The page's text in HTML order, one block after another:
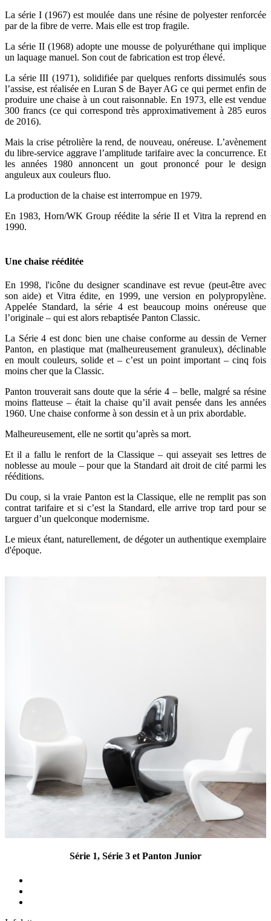
La série I (1967) est moulée dans une résine de polyester renforcée
par de la fibre de verre. Mais elle est trop fragile.
La série II (1968) adopte une mousse de polyuréthane qui implique
un laquage manuel. Son cout de fabrication est trop élevé.
La série III (1971), solidifiée par quelques renforts dissimulés sous
l’assise, est réalisée en Luran S de Bayer AG ce qui permet enfin de
produire une chaise à un cout raisonnable. En 1973, elle est vendue
300 francs (ce qui correspond très approximativement à 285 euros
de 2016).
Mais la crise pétrolière la rend, de nouveau, onéreuse. L’avènement
du libre-service aggrave l’amplitude tarifaire avec la concurrence. Et
les années 1980 annoncent un gout prononcé pour le design
anguleux aux couleurs fluo.
La production de la chaise est interrompue en 1979.
En 1983, Horn/WK Group réédite la série II et Vitra la reprend en
1990.
Une chaise rééditée
En 1998, l'icône du designer scandinave est revue (peut-être avec
son aide) et Vitra édite, en 1999, une version en polypropylène.
Appelée Standard, la série 4 est beaucoup moins onéreuse que
l’originale – qui est alors rebaptisée Panton Classic.
La Série 4 est donc bien une chaise conforme au dessin de Verner
Panton, en plastique mat (malheureusement granuleux), déclinable
en moult couleurs, solide et – c’est un point important – cinq fois
moins cher que la Classic.
Panton trouverait sans doute que la série 4 – belle, malgré sa résine
moins flatteuse – était la chaise qu’il avait pensée dans les années
1960. Une chaise conforme à son dessin et à un prix abordable.
Malheureusement, elle ne sortit qu’après sa mort.
Et il a fallu le renfort de la Classique – qui asseyait ses lettres de
noblesse au moule – pour que la Standard ait droit de cité parmi les
rééditions.
Du coup, si la vraie Panton est la Classique, elle ne remplit pas son
contrat tarifaire et si c’est la Standard, elle arrive trop tard pour se
targuer d’un quelconque modernisme.
Le mieux étant, naturellement, de dégoter un authentique exemplaire
d'époque.
Série 1, Série 3 et Panton Junior